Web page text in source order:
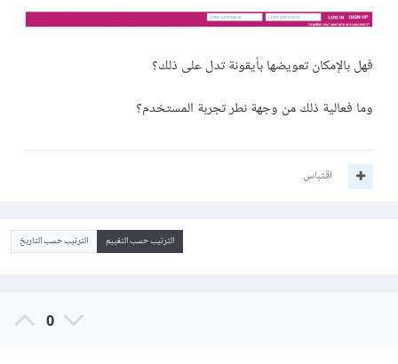
فهل بالإمكان تعويضها بأيقونة تدل على ذلك؟
وما فعالية ذلك من وجهة نطر تجربة المستخدم؟
اقتباس
الترتيب حسب التقييم الترتيب حسب التاريخ
0